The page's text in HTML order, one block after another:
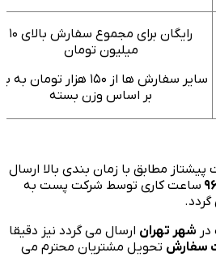
رایگان برای مجموع سفارش بالای ۱۰
میلیون تومان
سایر سفارش ها از ۱۵۰ هزار تومان به بالا
بر اساس وزن بسته
با زمان بندی بالا ارسال
کاری توسط شرکت پست به
تهرانارسال می گردد نیز دقیقا
تحویل مشتریان محترم می